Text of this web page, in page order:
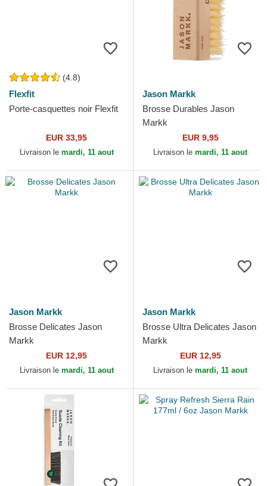
(4.8)
Flexfit
Porte-casquettes noir Flexfit
EUR 33,95
Livraison le mardi, 11 aout
Jason Markk
Brosse Durables Jason
Markk
EUR 9,95
Livraison le mardi, 11 aout
Jason Markk
Brosse Delicates Jason
Markk
EUR 12,95
Livraison le mardi, 11 aout
Jason Markk
Brosse Ultra Delicates Jason
Markk
EUR 12,95
Livraison le mardi, 11 aout